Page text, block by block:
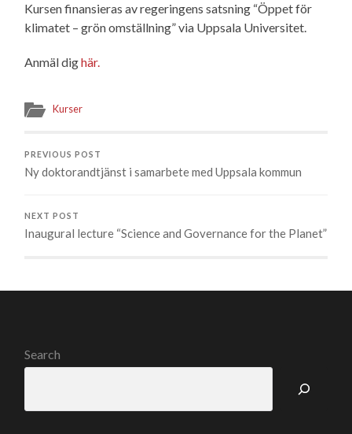
Kursen finansieras av regeringens satsning “Öppet för
klimatet – grön omställning” via Uppsala Universitet.
Anmäl dighär.
Kurser
PREVIOUS POST
Ny doktorandtjänst i samarbete med Uppsala kommun
NEXT POST
Inaugural lecture “Science and Governance for the Planet”
Search